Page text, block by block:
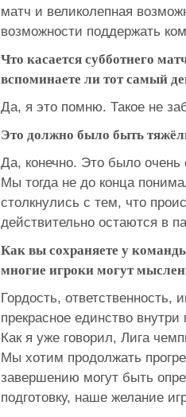
матч и великолепная
возможности поддержать
Что касается субботнего
вспоминаете ли тот самый
Да, я это помню. Такое не
Это должно было быть
Да, конечно. Это было
Мы тогда не до конца
столкнулись с тем, что
действительно остаются в
Как вы сохраняете у
многие игроки могут
Гордость, ответственность,
прекрасное единство
Как я уже говорил, Лига
Мы хотим продолжать
завершению могут быть
подготовку, наше желание